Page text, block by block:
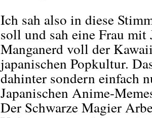
Ich sah also in diese
soll und sah eine Frau
Manganerd voll der
japanischen Popkultur.
dahinter sondern einfach
Japanischen Anime-
Der Schwarze Magier